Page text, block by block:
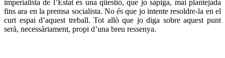
imperialista de l’Estat és una qüestió, que jo sàpiga, mai plantejada
fins ara en la premsa socialista. No és que jo intente resoldre-la en el
curt espai d’aquest treball. Tot allò que jo diga sobre aquest punt
serà, necessàriament, propi d’una breu ressenya.